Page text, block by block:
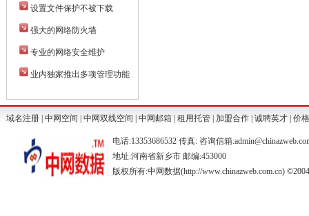
设置文件保护不被下载
强大的网络防火墙
专业的网络安全维护
业内独家推出多项管理功能
域名注册 中网空间 中网双线空间 中网邮箱 租用托管 加盟合作 诚聘英才 价
电话:13353686532 传真: 咨询信箱
地址:河南省新乡市 邮编:453000
版权所有:中网数据(http://www.chinazweb.com.cn)